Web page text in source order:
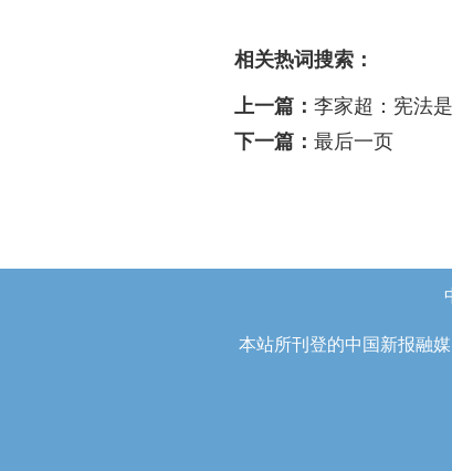
相关热词搜索：
上一篇： 李家超：宪法
下一篇： 最后一页
本站所刊登的中国新报融